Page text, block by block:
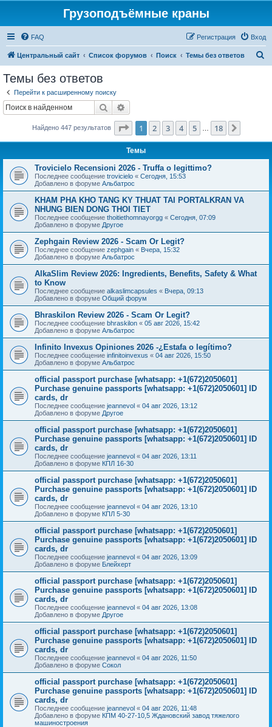
Грузоподъёмные краны
FAQ Вход
Регистрация
Центральный сайт Список форумов Поиск Темы без ответов
Темы без ответов
Перейти к расширенному поиску
Поиск
Найдено 447 результатов Страница из 18
1 2 3 4 5 18
Темы
Trovicielo Recensioni 2026 - Truffa o legittimo?
Последнее сообщение trovicielo « Сегодня, 15:53
Добавлено в форуме Альбатрос
KHAM PHA KHO TANG KY THUAT TAI PORTALKRAN VA
NHUNG BIEN DONG THOI TIET
Последнее сообщение thoitiethomnayorgg « Сегодня, 07:09
Добавлено в форуме Другое
Zephgain Review 2026 - Scam Or Legit?
Последнее сообщение zephgain « Вчера, 15:32
Добавлено в форуме Альбатрос
AlkaSlim Review 2026: Ingredients, Benefits, Safety & What
to Know
Последнее сообщение alkaslimcapsules « Вчера, 09:13
Добавлено в форуме Общий форум
Bhraskilon Review 2026 - Scam Or Legit?
Последнее сообщение bhraskilon « 05 авг 2026, 15:42
Добавлено в форуме Альбатрос
Infinito Invexus Opiniones 2026 -¿Estafa o legítimo?
Последнее сообщение infinitoinvexus « 04 авг 2026, 15:50
Добавлено в форуме Альбатрос
official passport purchase [whatsapp: +1(672)2050601]
Purchase genuine passports [whatsapp: +1(672)2050601] ID
cards, dr
Последнее сообщение jeannevol « 04 авг 2026, 13:12
Добавлено в форуме Другое
official passport purchase [whatsapp: +1(672)2050601]
Purchase genuine passports [whatsapp: +1(672)2050601] ID
cards, dr
Последнее сообщение jeannevol « 04 авг 2026, 13:11
Добавлено в форуме КПЛ 16-30
official passport purchase [whatsapp: +1(672)2050601]
Purchase genuine passports [whatsapp: +1(672)2050601] ID
cards, dr
Последнее сообщение jeannevol « 04 авг 2026, 13:10
Добавлено в форуме КПЛ 5-30
official passport purchase [whatsapp: +1(672)2050601]
Purchase genuine passports [whatsapp: +1(672)2050601] ID
cards, dr
Последнее сообщение jeannevol « 04 авг 2026, 13:09
Добавлено в форуме Блейхерт
official passport purchase [whatsapp: +1(672)2050601]
Purchase genuine passports [whatsapp: +1(672)2050601] ID
cards, dr
Последнее сообщение jeannevol « 04 авг 2026, 13:08
Добавлено в форуме Другое
official passport purchase [whatsapp: +1(672)2050601]
Purchase genuine passports [whatsapp: +1(672)2050601] ID
cards, dr
Последнее сообщение jeannevol « 04 авг 2026, 11:50
Добавлено в форуме Сокол
official passport purchase [whatsapp: +1(672)2050601]
Purchase genuine passports [whatsapp: +1(672)2050601] ID
cards, dr
Последнее сообщение jeannevol « 04 авг 2026, 11:48
Добавлено в форуме КПМ 40-27-10,5 Ждановский завод тяжелого
машиностроения